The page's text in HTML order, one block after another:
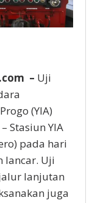
– Uji
(YIA)
Stasiun YIA
pada hari
lancar. Uji
lanjutan
juga